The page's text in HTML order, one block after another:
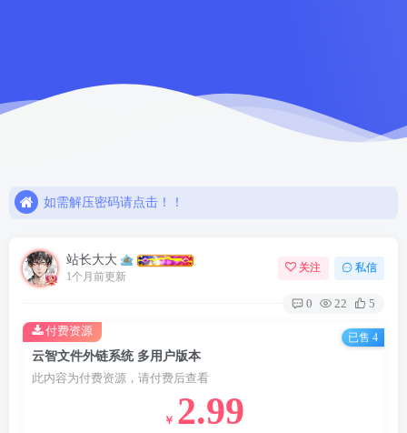
如需解压密码请点击！！
站长大大
1个月前更新
关注 私信
0 22 5
云智文件外链系统 多用户版本
此内容为付费资源，请付费后查看
￥ 2.99
付费资源
已售 4